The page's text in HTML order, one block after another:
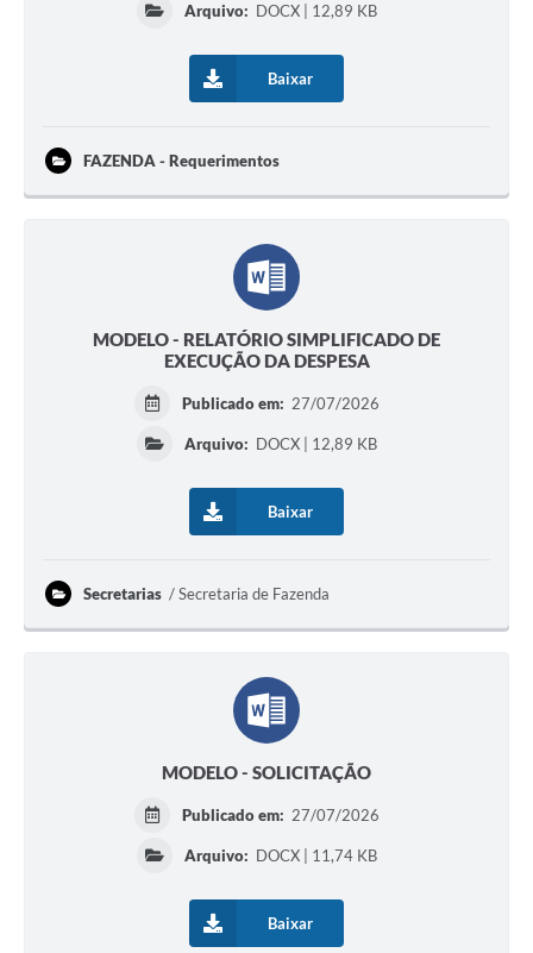
Arquivo: DOCX | 12,89 KB
Baixar
FAZENDA - Requerimentos
MODELO - RELATÓRIO SIMPLIFICADO DE
EXECUÇÃO DA DESPESA
Publicado em: 27/07/2026
Arquivo: DOCX | 12,89 KB
Baixar
Secretarias Secretaria de Fazenda
MODELO - SOLICITAÇÃO
Publicado em: 27/07/2026
Arquivo: DOCX | 11,74 KB
Baixar